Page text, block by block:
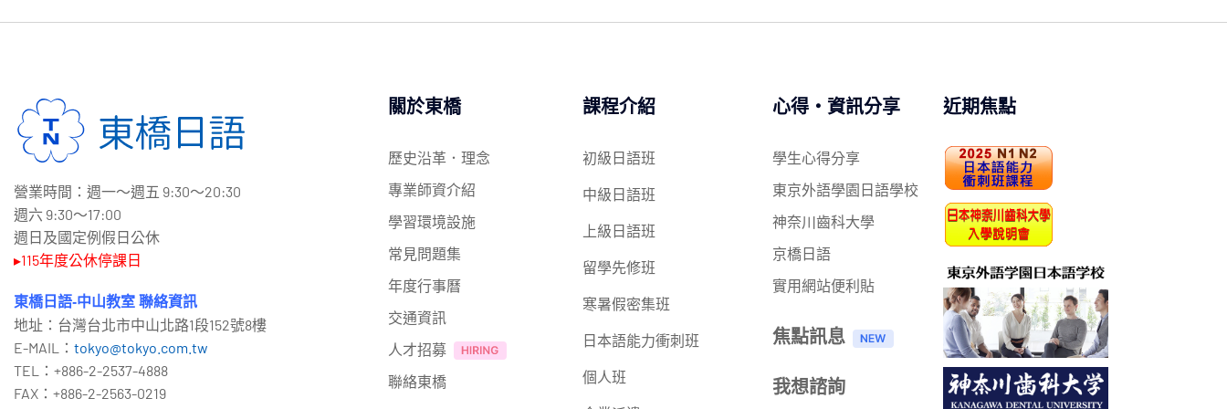
營業時間：週一～週五 9:30～20:30
週六 9:30～17:00
週日及國定例假日公休
▸115年度公休停課日
東橋日語-中山教室 聯絡資訊
地址：台灣台北市中山北路1段152號8樓
E-MAIL： tokyo@tokyo.com.tw
TEL：+886-2-2537-4888
FAX：+886-2-2563-0219
關於東橋
歷史沿革．理念
專業師資介紹
學習環境設施
常見問題集
年度行事曆
交通資訊
人才招募
聯絡東橋
課程介紹
初級日語班
中級日語班
上級日語班
留學先修班
寒暑假密集班
日本語能力衝刺班
個人班
心得‧資訊分享
學生心得分享
東京外語學園日語學校
神奈川齒科大學
京橋日語
實用網站便利貼
焦點訊息
我想諮詢
近期焦點